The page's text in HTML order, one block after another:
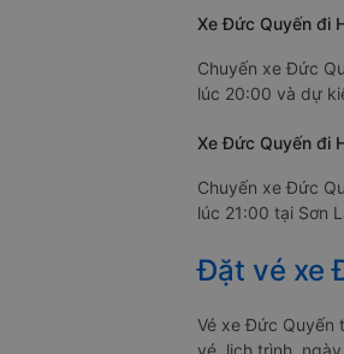
Xe Đức Quyến đi
Chuyến xe Đức
lúc 20:00 và dự
Xe Đức Quyến đi
Chuyến xe Đức
lúc 21:00 tại Sơn
Đặt vé xe
Vé xe Đức Quyến